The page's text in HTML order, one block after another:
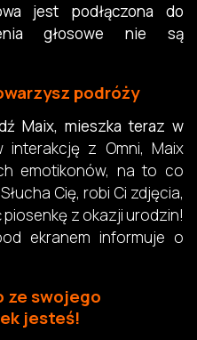
jest podłączona do
głosowe nie są
podróży
Maix, mieszka teraz w
interakcję z Omni, Maix
emotikonów, na to co
Cię, robi Ci zdjęcia,
z okazji urodzin!
ekranem informuje o
ze swojego
jesteś!